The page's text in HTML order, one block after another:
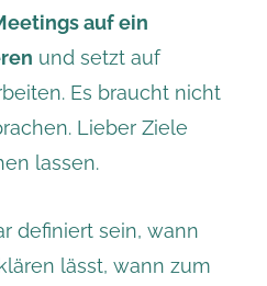
auf ein
und setzt auf
Es braucht nicht
Lieber Ziele
lassen.
definiert sein, wann
lässt, wann zum